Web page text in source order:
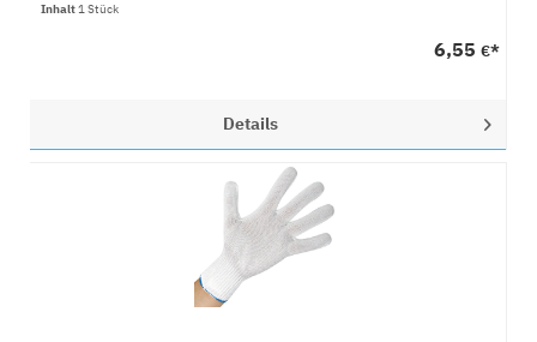
Inhalt1 Stück
6,55 €*
Details